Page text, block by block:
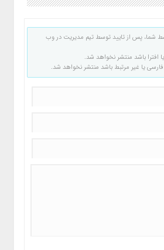
شما، پس از تایید توسط تیم مدیریت در وب
افترا باشد منتشر نخواهد شد.
فارسی یا غیر مرتبط باشد منتشر نخواهد شد.